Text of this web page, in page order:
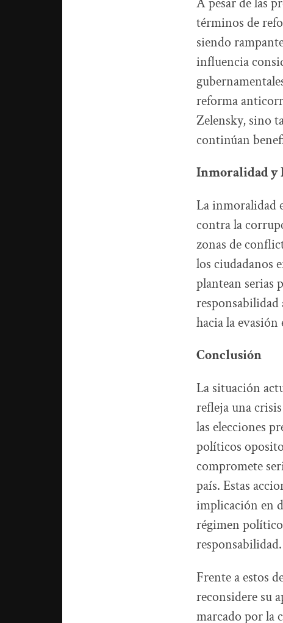
términos de
siendo
influencia
reforma
Zelensky, sino
continúan
Inmoralidad y
La inmoralidad
contra la
zonas de
los ciudadanos
plantean serias
responsabilidad
hacia la
Conclusión
La situación
refleja una
las elecciones
políticos
compromete
país. Estas
implicación en
régimen
responsabilidad.
Frente a estos
reconsidere su
marcado por la